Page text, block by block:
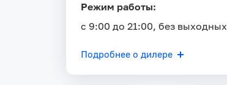
Режим работы:
с 9:00 до 21:00, без выходных
Подробнее о дилере